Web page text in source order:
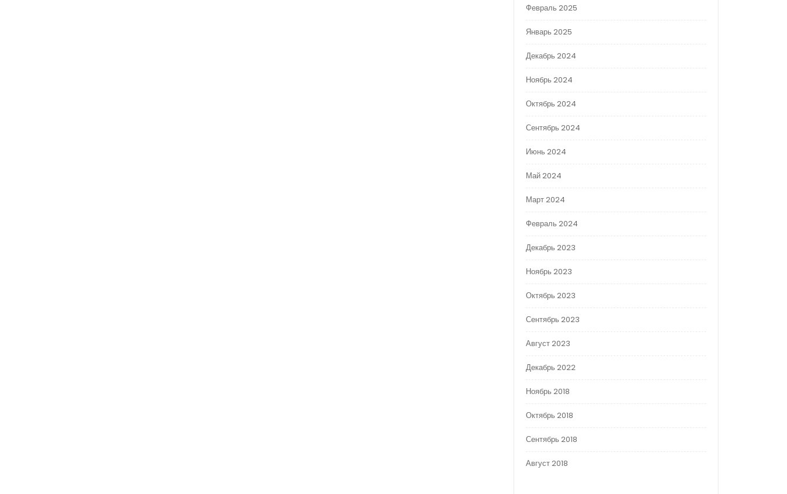
Февраль 2025
Январь 2025
Декабрь 2024
Ноябрь 2024
Октябрь 2024
Сентябрь 2024
Июнь 2024
Май 2024
Март 2024
Февраль 2024
Декабрь 2023
Ноябрь 2023
Октябрь 2023
Сентябрь 2023
Август 2023
Декабрь 2022
Ноябрь 2018
Октябрь 2018
Сентябрь 2018
Август 2018